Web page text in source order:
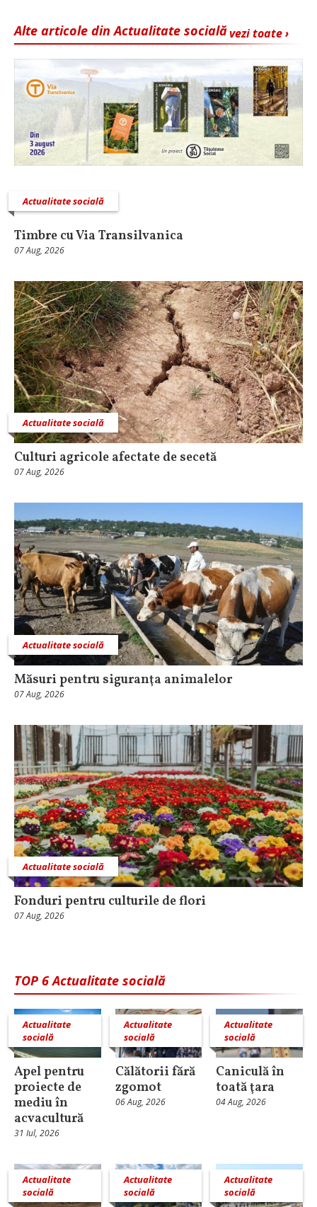
vezi toate ›
Alte articole din Actualitate socială
Actualitate socială
Timbre cu Via Transilvanica
07 Aug, 2026
Actualitate socială
Culturi agricole afectate de secetă
07 Aug, 2026
Actualitate socială
Măsuri pentru siguranţa animalelor
07 Aug, 2026
Actualitate socială
Fonduri pentru culturile de flori
07 Aug, 2026
TOP 6 Actualitate socială
Actualitate
socială
Apel pentru
proiecte de
mediu în
acvacultură
31 Iul, 2026
Actualitate
socială
Călătorii fără
zgomot
06 Aug, 2026
Actualitate
socială
Caniculă în
toată ţara
04 Aug, 2026
Actualitate
socială
Actualitate
socială
Actualitate
socială